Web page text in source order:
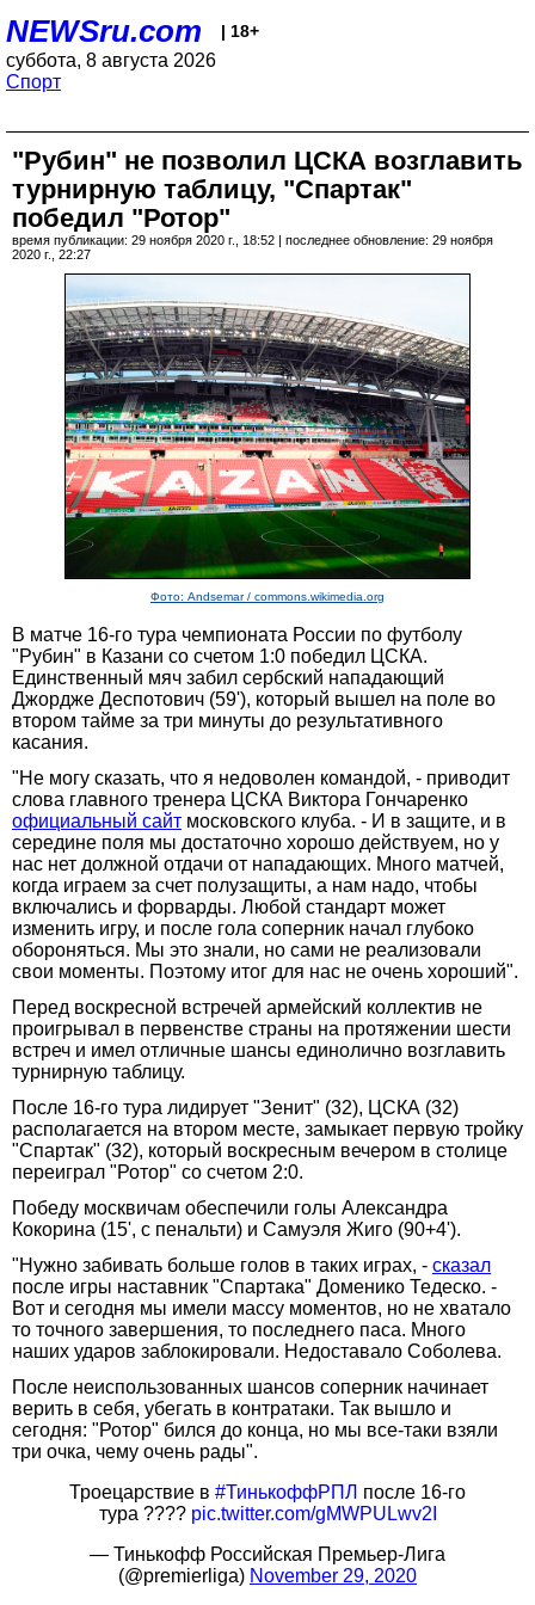
NEWSru.com | 18+
суббота, 8 августа 2026
Спорт
"Рубин" не позволил ЦСКА возглавить
турнирную таблицу, "Спартак"
победил "Ротор"
время публикации: 29 ноября 2020 г., 18:52 | последнее обновление: 29 ноября
2020 г., 22:27
Фото: Andsemar / commons.wikimedia.org
В матче 16-го тура чемпионата России по футболу
"Рубин" в Казани со счетом 1:0 победил ЦСКА.
Единственный мяч забил сербский нападающий
Джордже Деспотович (59'), который вышел на поле во
втором тайме за три минуты до результативного
касания.
"Не могу сказать, что я недоволен командой, - приводит
слова главного тренера ЦСКА Виктора Гончаренко
официальный сайт московского клуба. - И в защите, и в
середине поля мы достаточно хорошо действуем, но у
нас нет должной отдачи от нападающих. Много матчей,
когда играем за счет полузащиты, а нам надо, чтобы
включались и форварды. Любой стандарт может
изменить игру, и после гола соперник начал глубоко
обороняться. Мы это знали, но сами не реализовали
свои моменты. Поэтому итог для нас не очень хороший".
Перед воскресной встречей армейский коллектив не
проигрывал в первенстве страны на протяжении шести
встреч и имел отличные шансы единолично возглавить
турнирную таблицу.
После 16-го тура лидирует "Зенит" (32), ЦСКА (32)
располагается на втором месте, замыкает первую тройку
"Спартак" (32), который воскресным вечером в столице
переиграл "Ротор" со счетом 2:0.
Победу москвичам обеспечили голы Александра
Кокорина (15', с пенальти) и Самуэля Жиго (90+4').
"Нужно забивать больше голов в таких играх, - сказал
после игры наставник "Спартака" Доменико Тедеско. -
Вот и сегодня мы имели массу моментов, но не хватало
то точного завершения, то последнего паса. Много
наших ударов заблокировали. Недоставало Соболева.
После неиспользованных шансов соперник начинает
верить в себя, убегать в контратаки. Так вышло и
сегодня: "Ротор" бился до конца, но мы все-таки взяли
три очка, чему очень рады".
Троецарствие в #ТинькоффРПЛ после 16-го
тура ???? pic.twitter.com/gMWPULwv2I
— Тинькофф Российская Премьер-Лига
(@premierliga) November 29, 2020